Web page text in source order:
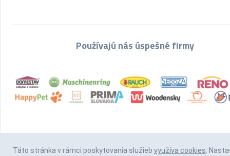
Používajú nás úspešné firmy
Táto stránka v rámci poskytovania služieb využíva cookies.